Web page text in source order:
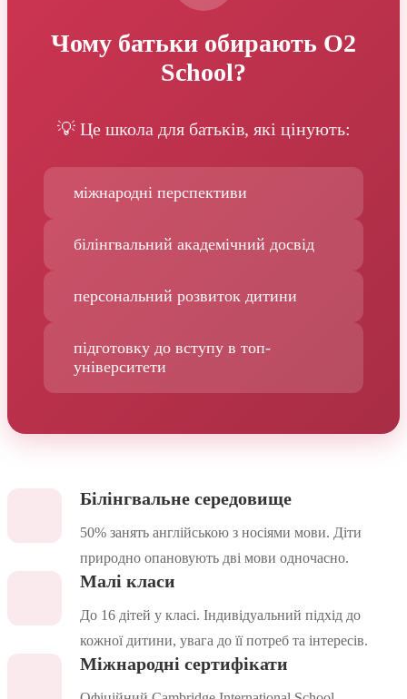
Чому батьки обирають O2
School?
💡 Це школа для батьків, які цінують:
міжнародні перспективи
білінгвальний академічний досвід
персональний розвиток дитини
підготовку до вступу в топ-
університети
Білінгвальне середовище
50% занять англійською з носіями мови. Діти
природно опановують дві мови одночасно.
Малі класи
До 16 дітей у класі. Індивідуальний підхід до
кожної дитини, увага до її потреб та інтересів.
Міжнародні сертифікати